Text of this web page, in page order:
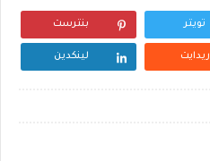
تويتر بنترست
ريدايت لينكدين